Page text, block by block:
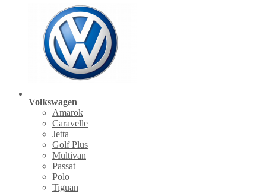
Volkswagen
Amarok
Caravelle
Jetta
Golf Plus
Multivan
Passat
Polo
Tiguan